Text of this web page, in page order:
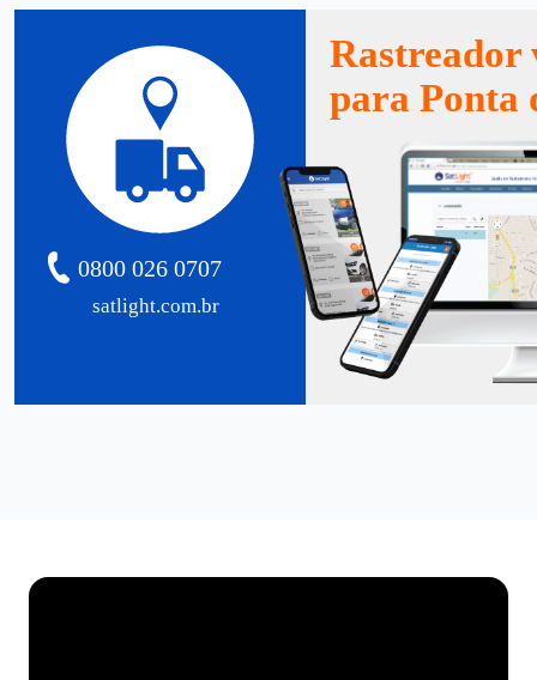
satlight.com.br
0800 026 0707
Rastreador
para Ponta